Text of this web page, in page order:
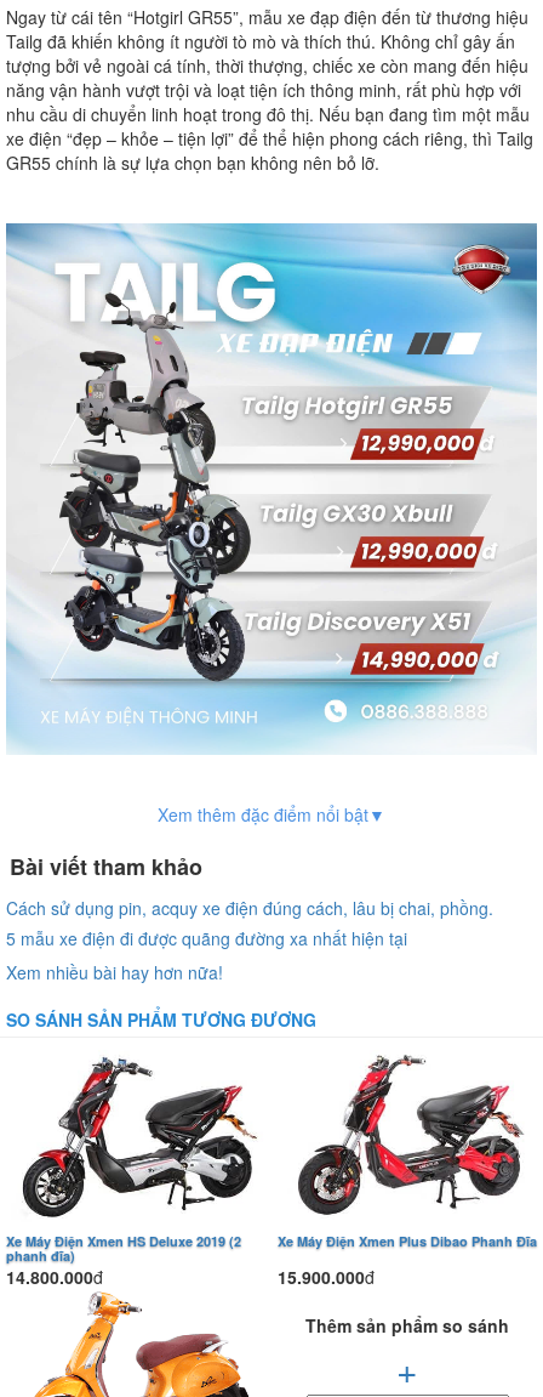
Ngay từ cái tên “Hotgirl GR55”, mẫu xe đạp điện đến từ thương hiệu
Tailg đã khiến không ít người tò mò và thích thú. Không chỉ gây ấn
tượng bởi vẻ ngoài cá tính, thời thượng, chiếc xe còn mang đến hiệu
năng vận hành vượt trội và loạt tiện ích thông minh, rất phù hợp với
nhu cầu di chuyển linh hoạt trong đô thị. Nếu bạn đang tìm một mẫu
xe điện “đẹp – khỏe – tiện lợi” để thể hiện phong cách riêng, thì Tailg
GR55 chính là sự lựa chọn bạn không nên bỏ lỡ.
1. Động cơ êm ái: Vận hành
nhẹ nhàng, tiết kiệm điện tối
ưu
mạnh nhờ động cơ điện hoạt động mượt mà, bền bỉ và cực kỳ tiết
Trang bị 4 bình ắc quy Tianneng 22Ah
chất lượng cao
GR55 sử dụng 4 bình ắc quy chì kín khí Tianneng dung lượng 22Ah
– thương hiệu ắc quy danh tiếng tại Trung Quốc với khả năng lưu trữ
điện năng tốt, độ ổn định cao và tuổi thọ dài. Nhờ công nghệ chế tạo
tiên tiến, ắc quy Tianneng có thể sạc-xả nhiều chu kỳ hơn mà không
nhanh bị chai nếu sử dụng đúng hướng dẫn.
Xem thêm đặc điểm nổi bật▼
Bài viết tham khảo
Cách sử dụng pin, acquy xe điện đúng cách, lâu bị chai, phồng.
5 mẫu xe điện đi được quãng đường xa nhất hiện tại
Xem nhiều bài hay hơn nữa!
SO SÁNH SẢN PHẨM TƯƠNG ĐƯƠNG
Xe Máy Điện Xmen HS Deluxe 2019 (2
phanh đĩa)
14.800.000đ
Xe Máy Điện Xmen Plus Dibao Phanh Đĩa
15.900.000đ
Thêm sản phẩm so sánh
+